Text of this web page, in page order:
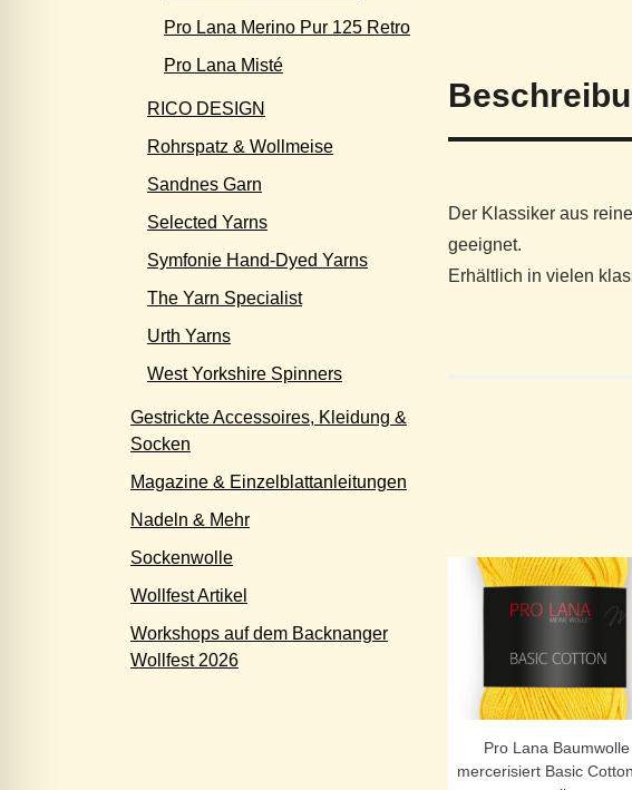
Der Klassiker aus
geeignet.
Erhältlich in vielen
Pro Lana Baumwolle
mercerisiert Basic
Pro Lana Merino Pur 125 Retro
Pro Lana Misté
RICO DESIGN
Rohrspatz & Wollmeise
Sandnes Garn
Selected Yarns
Symfonie Hand-Dyed Yarns
The Yarn Specialist
Urth Yarns
West Yorkshire Spinners
Gestrickte Accessoires, Kleidung &
Socken
Magazine & Einzelblattanleitungen
Nadeln & Mehr
Sockenwolle
Wollfest Artikel
Workshops auf dem Backnanger
Wollfest 2026